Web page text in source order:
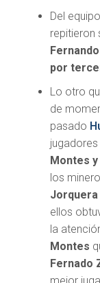
Del
repitieron
por
Lo otro
de
pasado
Montes
los
Jorquera
ellos
la
Montes
Fernado